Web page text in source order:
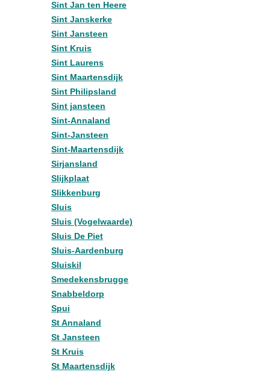
Sint Jan ten Heere
Sint Janskerke
Sint Jansteen
Sint Kruis
Sint Laurens
Sint Maartensdijk
Sint Philipsland
Sint jansteen
Sint-Annaland
Sint-Jansteen
Sint-Maartensdijk
Sirjansland
Slijkplaat
Slikkenburg
Sluis
Sluis (Vogelwaarde)
Sluis De Piet
Sluis-Aardenburg
Sluiskil
Smedekensbrugge
Snabbeldorp
Spui
St Annaland
St Jansteen
St Kruis
St Maartensdijk